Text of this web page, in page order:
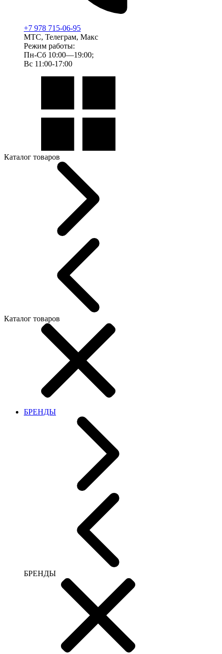
+7 978 715-06-95
МТС, Телеграм, Макс
Режим работы:
Пн-Сб 10:00—19:00;
Вс 11:00-17:00
Каталог товаров
Каталог товаров
БРЕНДЫ
БРЕНДЫ